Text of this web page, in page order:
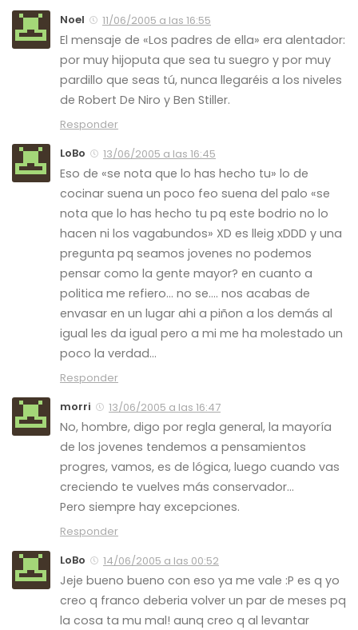
Noel
11/06/2005 a las 16:55
El mensaje de «Los padres de ella» era alentador:
por muy hijoputa que sea tu suegro y por muy
pardillo que seas tú, nunca llegaréis a los niveles
de Robert De Niro y Ben Stiller.
Responder
LoBo
13/06/2005 a las 16:45
Eso de «se nota que lo has hecho tu» lo de
cocinar suena un poco feo suena del palo «se
nota que lo has hecho tu pq este bodrio no lo
hacen ni los vagabundos» XD es lleig xDDD y una
pregunta pq seamos jovenes no podemos
pensar como la gente mayor? en cuanto a
politica me refiero… no se…. nos acabas de
envasar en un lugar ahi a piñon a los demás al
igual les da igual pero a mi me ha molestado un
poco la verdad…
Responder
morri
13/06/2005 a las 16:47
No, hombre, digo por regla general, la mayoría
de los jovenes tendemos a pensamientos
progres, vamos, es de lógica, luego cuando vas
creciendo te vuelves más conservador…
Pero siempre hay excepciones.
Responder
LoBo
14/06/2005 a las 00:52
Jeje bueno bueno con eso ya me vale :P es q yo
creo q franco deberia volver un par de meses pq
la cosa ta mu mal! aunq creo q al levantar